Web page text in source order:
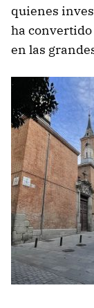
quienes
ha
en las